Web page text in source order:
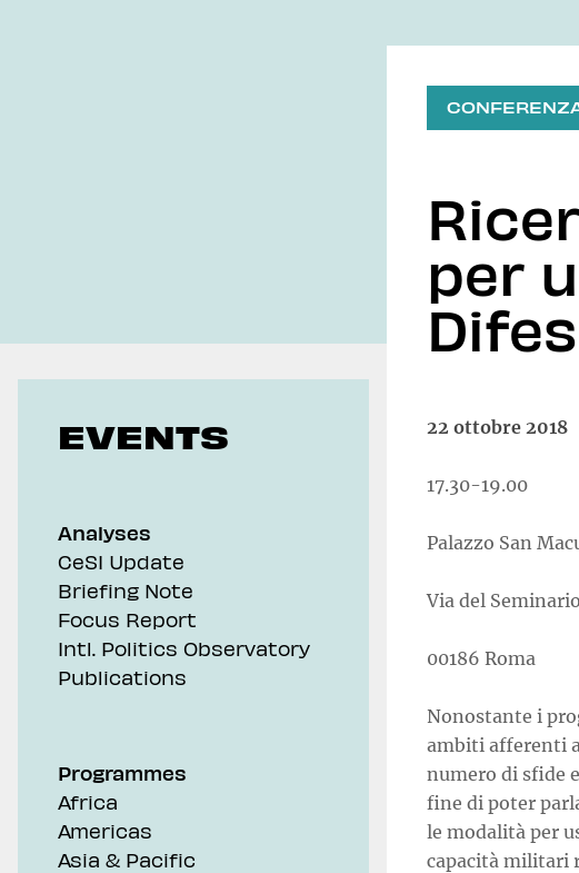
EVENTS
Analyses
CeSI Update
Briefing Note
Focus Report
Intl. Politics Observatory
Publications
Programmes
Africa
Americas
Asia & Pacific
per
22 ottobre 2018
17.30-19.00
Palazzo San
Via del
00186 Roma
Nonostante i
ambiti afferenti
numero di sfide
fine di poter
le modalità per
capacità militari